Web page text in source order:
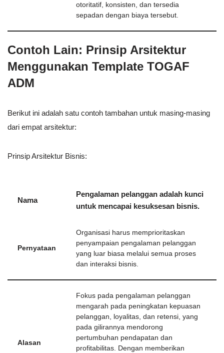
otoritatif, konsisten, dan tersedia
sepadan dengan biaya tersebut.
Contoh Lain: Prinsip Arsitektur
Menggunakan Template TOGAF
ADM
Berikut ini adalah satu contoh tambahan untuk masing-masing
dari empat arsitektur:
Prinsip Arsitektur Bisnis:
Nama
Pengalaman pelanggan adalah kunci
untuk mencapai kesuksesan bisnis.
Pernyataan
Organisasi harus memprioritaskan
penyampaian pengalaman pelanggan
yang luar biasa melalui semua proses
dan interaksi bisnis.
Alasan
Fokus pada pengalaman pelanggan
mengarah pada peningkatan kepuasan
pelanggan, loyalitas, dan retensi, yang
pada gilirannya mendorong
pertumbuhan pendapatan dan
profitabilitas. Dengan memberikan